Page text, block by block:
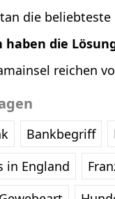
die
haben die
reichen
Bankbegriff
in England